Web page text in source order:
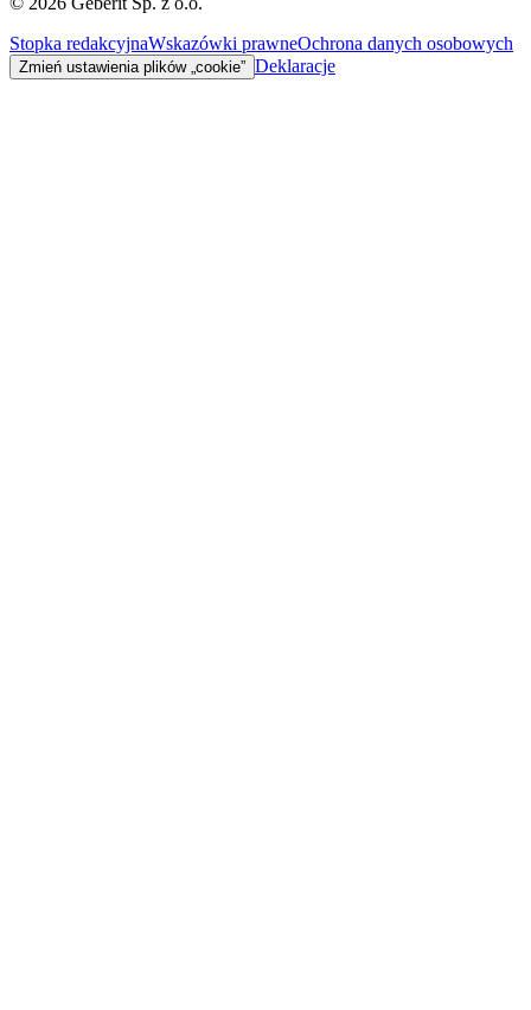
Stopka redakcyjnaWskazówki prawneOchrona danych osobowych
Zmień ustawienia plików „cookie” Deklaracje